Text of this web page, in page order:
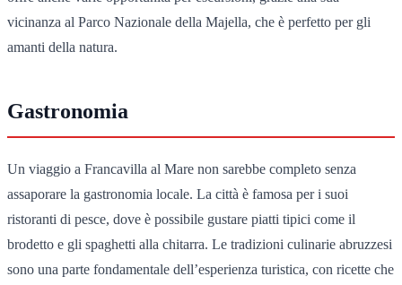
vicinanza al Parco Nazionale della Majella, che è perfetto per gli
amanti della natura.
Gastronomia
Un viaggio a Francavilla al Mare non sarebbe completo senza
assaporare la gastronomia locale. La città è famosa per i suoi
ristoranti di pesce, dove è possibile gustare piatti tipici come il
brodetto e gli spaghetti alla chitarra. Le tradizioni culinarie abruzzesi
sono una parte fondamentale dell’esperienza turistica, con ricette che